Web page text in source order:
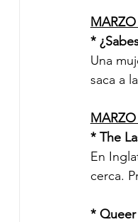
*
Una
saca a
* The
En
cerca.
*